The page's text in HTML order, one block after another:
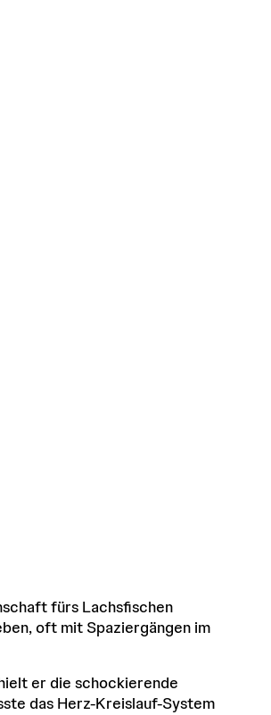
fürs Lachsfischen
oft mit Spaziergängen im
er die schockierende
das Herz-Kreislauf-System